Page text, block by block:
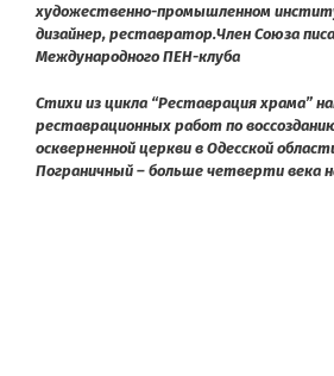
художественно-промышленном
дизайнер, реставратор.Член Союза
Международного ПЕН-клуба
Стихи из цикла “Реставрация храма”
реставрационных работ по
оскверненной церкви в Одесской
Пограничный – больше четверти века